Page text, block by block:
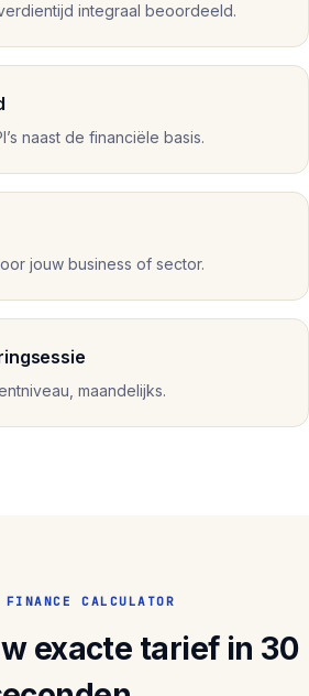
integraal beoordeeld.
naast de financiële basis.
jouw business of sector.
maandelijks.
FINANCE CALCULATOR
exacte tarief in 30